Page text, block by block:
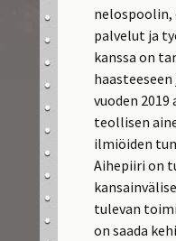
palvelut ja
kanssa on
vuoden
teollisen
ilmiöiden
Aihepiiri on
tulevan
on saada